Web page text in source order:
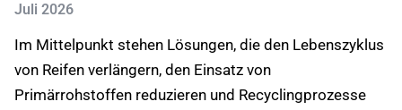
Juli 2026
Im Mittelpunkt stehen Lösungen, die den Lebenszyklus
von Reifen verlängern, den Einsatz von
Primärrohstoffen reduzieren und Recyclingprozesse